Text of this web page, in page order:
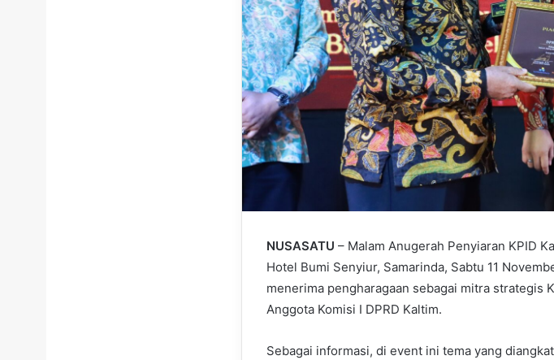
NUSASATU – Malam Anugerah Penyiaran KPID
Hotel Bumi Senyiur, Samarinda, Sabtu 11
menerima pengharagaan sebagai mitra strategis
Anggota Komisi I DPRD Kaltim.
Sebagai informasi, di event ini tema yang